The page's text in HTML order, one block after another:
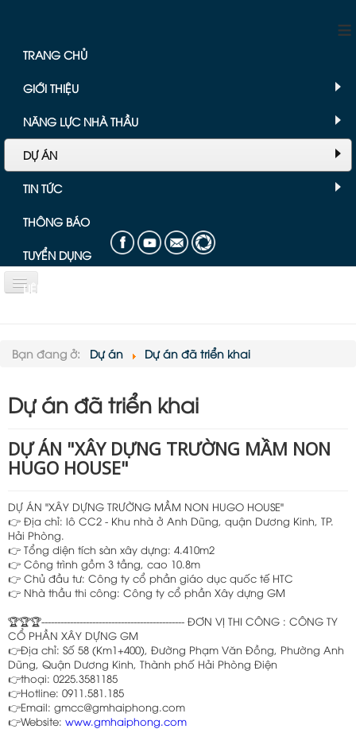
≡
TRANG CHỦ
GIỚI THIỆU
NĂNG LỰC NHÀ THẦU
DỰ ÁN
TIN TỨC
THÔNG BÁO
TUYỂN DỤNG
LIÊN HỆ
Nội dung:
Bạn đang ở: Dự án Dự án đã triển khai
Dự án đã triển khai
DỰ ÁN "XÂY DỰNG TRƯỜNG MẦM NON
HUGO HOUSE"
DỰ ÁN "XÂY DỰNG TRƯỜNG MẦM NON HUGO HOUSE"
👉 Địa chỉ: lô CC2 - Khu nhà ở Anh Dũng, quận Dương Kinh, TP.
Hải Phòng.
👉 Tổng diện tích sàn xây dựng: 4.410m2
👉 Công trình gồm 3 tầng, cao 10.8m
👉 Chủ đầu tư: Công ty cổ phần giáo dục quốc tế HTC
👉 Nhà thầu thi công: Công ty cổ phần Xây dựng GM
🏆🏆🏆--------------------------------------------- ĐƠN VỊ THI CÔNG : CÔNG TY
CỔ PHẦN XÂY DỰNG GM
👉Địa chỉ: Số 58 (Km1+400), Đường Phạm Văn Đồng, Phường Anh
Dũng, Quận Dương Kinh, Thành phố Hải Phòng Điện
👉thoại: 0225.3581185
👉Hotline: 0911.581.185
👉Email: gmcc@gmhaiphong.com
👉Website: www.gmhaiphong.com